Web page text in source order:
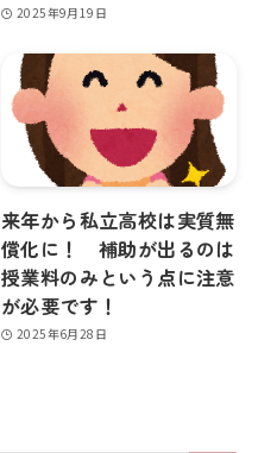
2025年9月19日
来年から私立高校は実質無
償化に！ 補助が出るのは
授業料のみという点に注意
が必要です！
2025年6月28日